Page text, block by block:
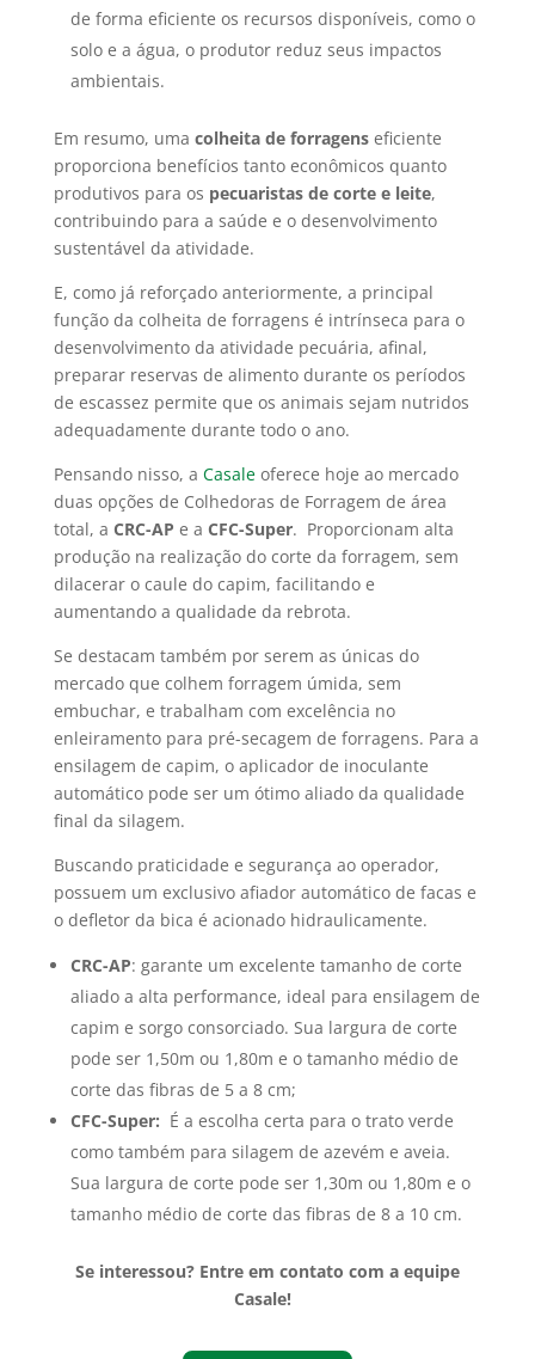
de forma eficiente os recursos disponíveis, como o
solo e a água, o produtor reduz seus impactos
ambientais.
Em resumo, uma colheita de forragens eficiente
proporciona benefícios tanto econômicos quanto
produtivos para os pecuaristas de corte e leite,
contribuindo para a saúde e o desenvolvimento
sustentável da atividade.
E, como já reforçado anteriormente, a principal
função da colheita de forragens é intrínseca para o
desenvolvimento da atividade pecuária, afinal,
preparar reservas de alimento durante os períodos
de escassez permite que os animais sejam nutridos
adequadamente durante todo o ano.
Pensando nisso, a Casaleoferece hoje ao mercado
duas opções de Colhedoras de Forragem de área
total, a CRC-AP e a CFC-Super. Proporcionam alta
produção na realização do corte da forragem, sem
dilacerar o caule do capim, facilitando e
aumentando a qualidade da rebrota.
Se destacam também por serem as únicas do
mercado que colhem forragem úmida, sem
embuchar, e trabalham com excelência no
enleiramento para pré-secagem de forragens. Para a
ensilagem de capim, o aplicador de inoculante
automático pode ser um ótimo aliado da qualidade
final da silagem.
Buscando praticidade e segurança ao operador,
possuem um exclusivo afiador automático de facas e
o defletor da bica é acionado hidraulicamente.
CRC-AP: garante um excelente tamanho de corte
aliado a alta performance, ideal para ensilagem de
capim e sorgo consorciado. Sua largura de corte
pode ser 1,50m ou 1,80m e o tamanho médio de
corte das fibras de 5 a 8 cm;
CFC-Super: É a escolha certa para o trato verde
como também para silagem de azevém e aveia.
Sua largura de corte pode ser 1,30m ou 1,80m e o
tamanho médio de corte das fibras de 8 a 10 cm.
Se interessou? Entre em contato com a equipe
Casale!